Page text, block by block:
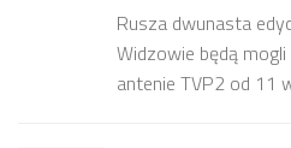
Rusza dwunasta
Widzowie będą
antenie TVP2 od 11